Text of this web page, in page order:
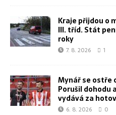
Kraje přijdou o
III. tříd. Stát
roky
7. 8. 2026 1
Mynář se ostře
Porušil dohodu
vydává za
6. 8. 2026 0